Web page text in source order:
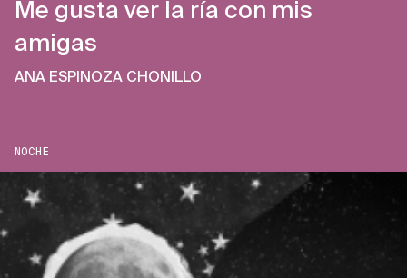
Me gusta ver la ría con mis
amigas
ANA ESPINOZA CHONILLO
NOCHE